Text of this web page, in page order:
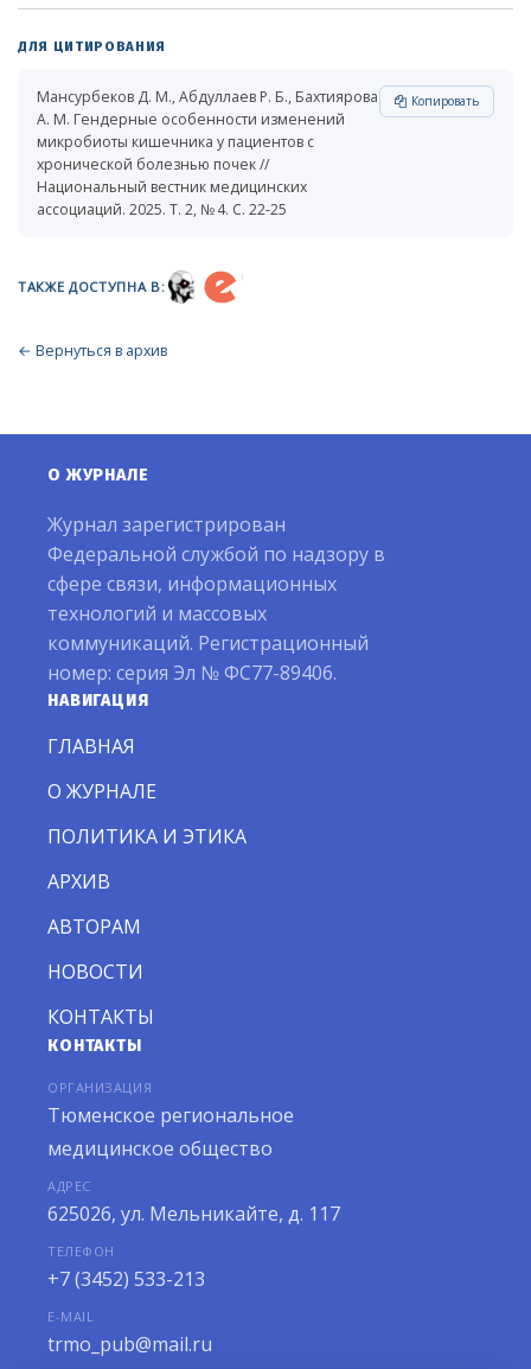
ДЛЯ ЦИТИРОВАНИЯ
Мансурбеков Д. М., Абдуллаев Р. Б., Бахтиярова
А. М. Гендерные особенности изменений
микробиоты кишечника у пациентов с
хронической болезнью почек //
Национальный вестник медицинских
ассоциаций. 2025. Т. 2, № 4. С. 22-25
Копировать
ТАКЖЕ ДОСТУПНА В:
← Вернуться в архив
О ЖУРНАЛЕ
Журнал зарегистрирован
Федеральной службой по надзору в
сфере связи, информационных
технологий и массовых
коммуникаций. Регистрационный
номер: серия Эл № ФС77-89406.
НАВИГАЦИЯ
ГЛАВНАЯ
О ЖУРНАЛЕ
ПОЛИТИКА И ЭТИКА
АРХИВ
АВТОРАМ
НОВОСТИ
КОНТАКТЫ
КОНТАКТЫ
ОРГАНИЗАЦИЯ
Тюменское региональное
медицинское общество
АДРЕС
625026, ул. Мельникайте, д. 117
ТЕЛЕФОН
+7 (3452) 533-213
E-MAIL
trmo_pub@mail.ru